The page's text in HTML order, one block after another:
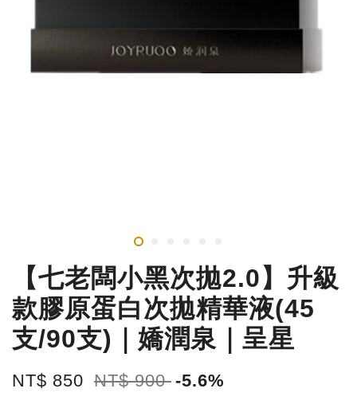
【七老闆小黑次拋2.0】升級
款膠原蛋白次拋精華液(45
支/90支)｜嬌潤泉｜呈星
NT$ 850 NT$ 900 -5.6%